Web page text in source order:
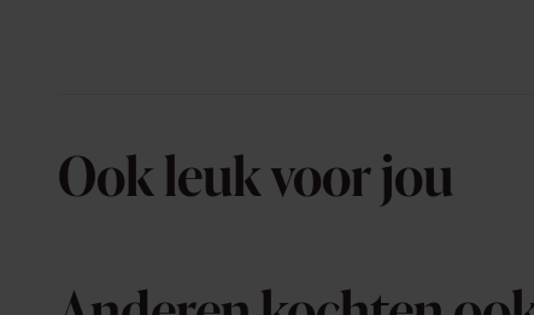
Ook leuk voor jou